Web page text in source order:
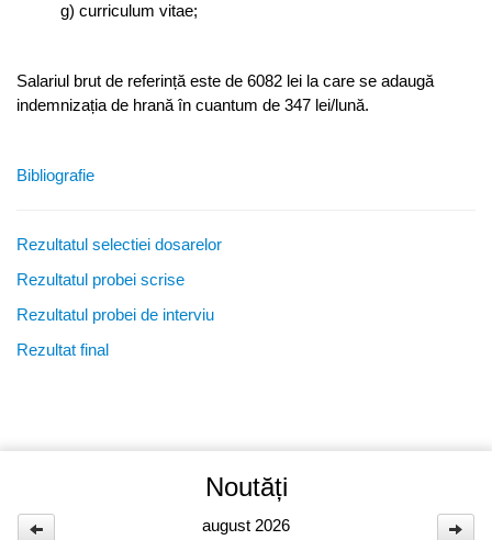
g) curriculum vitae;
Salariul brut de referință este de 6082 lei la care se adaugă
indemnizația de hrană în cuantum de 347 lei/lună.
Bibliografie
Rezultatul selectiei dosarelor
Rezultatul probei scrise
Rezultatul probei de interviu
Rezultat final
Noutăți
august 2026